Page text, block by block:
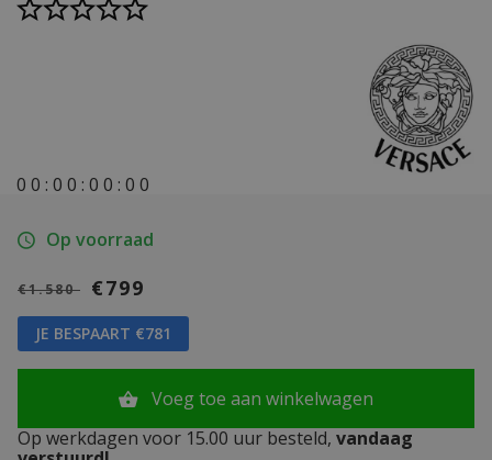
0 0 : 0 0 : 0 0 : 0 0
Op voorraad
€1.580 €799
JE BESPAART €781
Voeg toe aan winkelwagen
Op werkdagen voor 15.00 uur besteld, vandaag